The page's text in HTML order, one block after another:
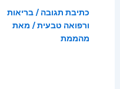
כתיבת תגובה / בריאות
ורפואה טבעית/ מאת
מהממת